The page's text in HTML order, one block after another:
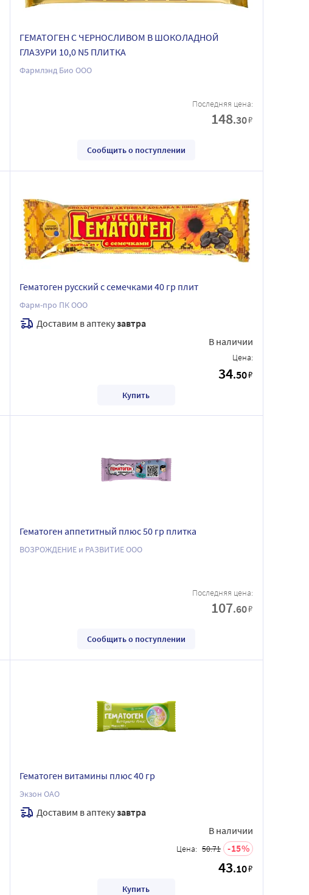
ГЕМАТОГЕН С ЧЕРНОСЛИВОМ В ШОКОЛАДНОЙ
ГЛАЗУРИ 10,0 N5 ПЛИТКА
Фармлэнд Био ООО
Последняя цена:
148.30₽
Сообщить о поступлении
Гематоген русский с семечками 40 гр плит
Фарм-про ПК ООО
Доставим в аптекузавтра
В наличии
Цена:
34.50₽
Купить
Гематоген аппетитный плюс 50 гр плитка
ВОЗРОЖДЕНИЕ и РАЗВИТИЕ ООО
Последняя цена:
107.60₽
Сообщить о поступлении
Гематоген витамины плюс 40 гр
Экзон ОАО
Доставим в аптекузавтра
В наличии
Цена: 50.71 15
43.10₽
Купить